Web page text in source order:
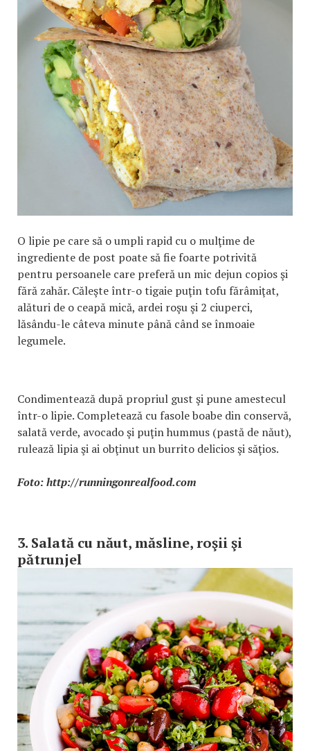
O lipie pe care să o umpli rapid cu o mulţime de
ingrediente de post poate să fie foarte potrivită
pentru persoanele care preferă un mic dejun copios şi
fără zahăr. Căleşte într-o tigaie puţin tofu fărâmiţat,
alături de o ceapă mică, ardei roşu şi 2 ciuperci,
lăsându-le câteva minute până când se înmoaie
legumele.
Condimentează după propriul gust şi pune amestecul
într-o lipie. Completează cu fasole boabe din conservă,
salată verde, avocado şi puţin hummus (pastă de năut),
rulează lipia şi ai obţinut un burrito delicios şi săţios.
Foto: http://runningonrealfood.com
3. Salată cu năut, măsline, roşii şi
pătrunjel